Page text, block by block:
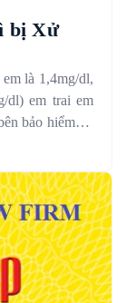
bị Xử
là 1,4mg/dl,
dl) em trai em
bảo hiểm họ
kết quả xét